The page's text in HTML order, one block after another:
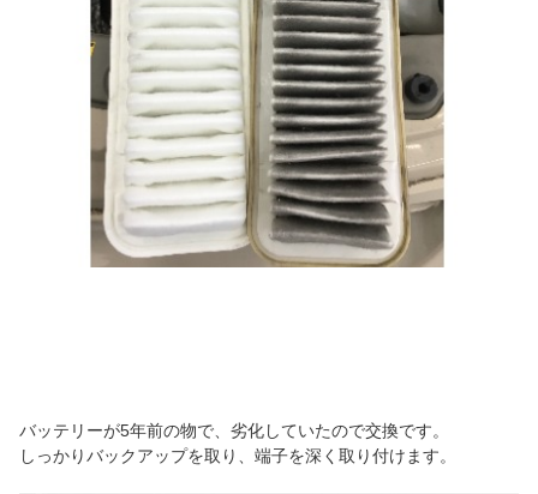
バッテリーが5年前の物で、劣化していたので交換です。
しっかりバックアップを取り、端子を深く取り付けます。